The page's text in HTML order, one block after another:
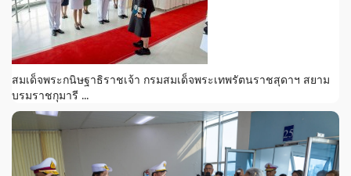
สมเด็จพระกนิษฐาธิราชเจ้า กรมสมเด็จพระเทพรัตนราชสุดาฯ สยาม
บรมราชกุมารี ...